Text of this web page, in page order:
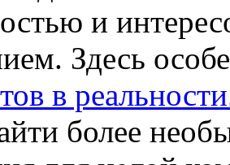
и
Здесь
в
более